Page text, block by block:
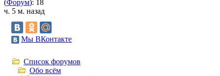
(Форум): 18
ч. 5 м. назад
Мы ВКонтакте
Список форумов
Обо всём